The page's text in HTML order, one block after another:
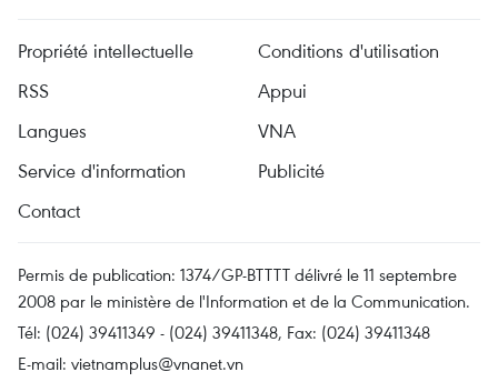
Propriété intellectuelle
Conditions d'utilisation
RSS
Appui
Langues
VNA
Service d'information
Publicité
Contact
Permis de publication: 1374/GP-BTTTT délivré le 11 septembre
2008 par le ministère de l'Information et de la Communication.
Tél: (024) 39411349 - (024) 39411348, Fax: (024) 39411348
E-mail: vietnamplus@vnanet.vn